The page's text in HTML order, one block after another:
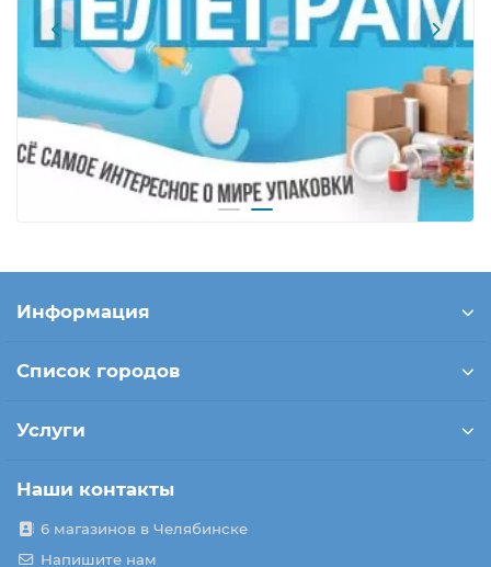
Информация
Список городов
Услуги
Наши контакты
6 магазинов в Челябинске
Напишите нам